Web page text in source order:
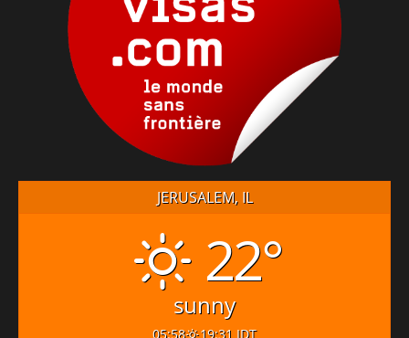
JERUSALEM, IL
22°
sunny
05:58 19:31 IDT